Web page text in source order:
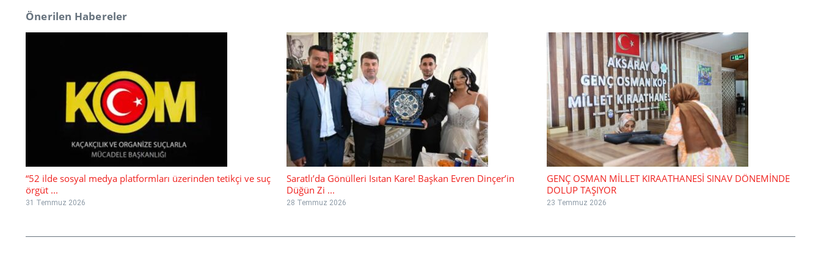
Önerilen Habereler
“52 ilde sosyal medya platformları üzerinden tetikçi ve suç
örgüt ...
31 Temmuz 2026
Saratlı’da Gönülleri Isıtan Kare! Başkan Evren Dinçer’in
Düğün Zi ...
28 Temmuz 2026
GENÇ OSMAN MİLLET KIRAATHANESİ SINAV DÖNEMİNDE
DOLUP TAŞIYOR
23 Temmuz 2026